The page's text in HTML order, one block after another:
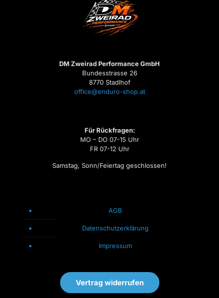
DM Zweirad Performance GmbH
Bundesstrasse 26
8770 Stadlhof
office@enduro-shop.at
Für Rückfragen:
MO – DO 07-15 Uhr
FR 07-12 Uhr
Samstag, Sonn/Feiertag geschlossen!
AGB
Datenschutzerklärung
Impressum
Vertrag widerrufen